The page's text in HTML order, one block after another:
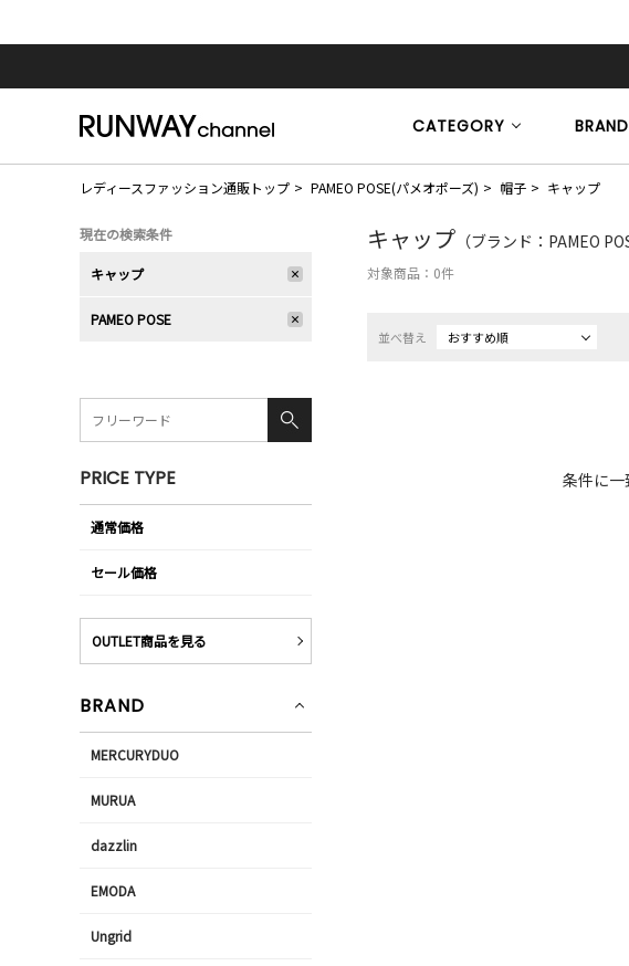
CATEGORY BRAND
レディースファッション通販トップ PAMEO POSE(パメオポーズ) 帽子 キャップ
キャップ （ブランド：PAMEO
対象商品： 0件
並べ替え おすすめ順
条件に一
現在の検索条件
キャップ
PAMEO POSE
PRICE TYPE
通常価格
セール価格
OUTLET商品を見る
BRAND
MERCURYDUO
MURUA
dazzlin
EMODA
Ungrid